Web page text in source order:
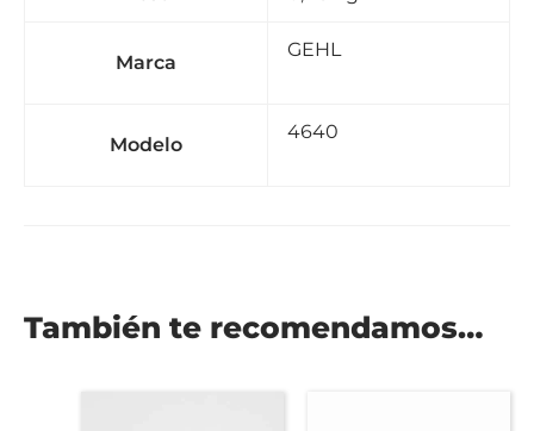
Marca
GEHL
Modelo
4640
También te recomendamos…